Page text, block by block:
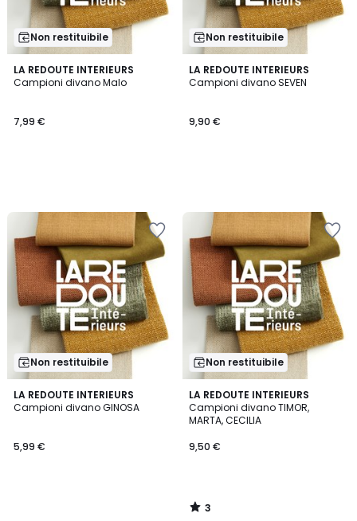
Non restituibile
LA REDOUTE INTERIEURS
Campioni divano Malo
7,99 €
Non restituibile
LA REDOUTE INTERIEURS
Campioni divano SEVEN
9,90 €
Non restituibile
LA REDOUTE INTERIEURS
Campioni divano GINOSA
5,99 €
Non restituibile
LA REDOUTE INTERIEURS
Campioni divano TIMOR,
MARTA, CECILIA
9,50 €
3
/
5
3
/